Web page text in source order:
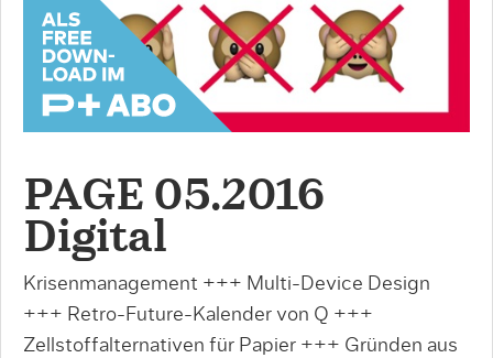
PAGE 05.2016
Digital
Krisenmanagement +++ Multi-Device Design
+++ Retro-Future-Kalender von Q +++
Zellstoffalternativen für Papier +++ Gründen aus